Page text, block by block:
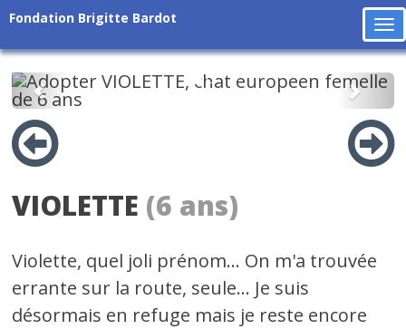
Fondation Brigitte Bardot
Précédent
VIOLETTE (6 ans)
Violette, quel joli prénom... On m'a trouvée
errante sur la route, seule... Je suis
désormais en refuge mais je reste encore